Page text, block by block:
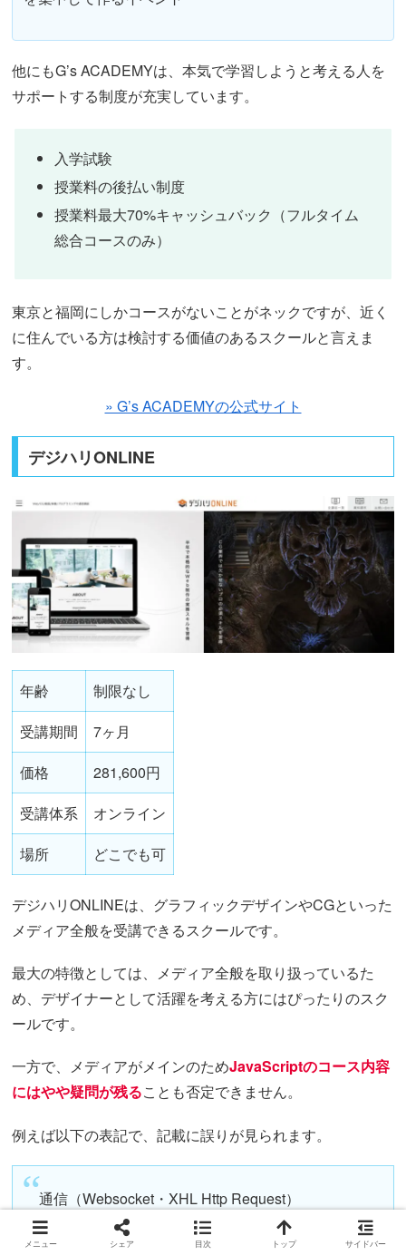
他にもG’s ACADEMYは、本気で学習しようと考える人を
サポートする制度が充実しています。
入学試験
授業料の後払い制度
授業料最大70%キャッシュバック（フルタイム
総合コースのみ）
東京と福岡にしかコースがないことがネックですが、近く
に住んでいる方は検討する価値のあるスクールと言えま
す。
» G’s ACADEMYの公式サイト
デジハリONLINE
年齢
制限なし
受講期間
7ヶ月
価格
281,600円
受講体系
オンライン
場所
どこでも可
デジハリONLINEは、グラフィックデザインやCGといった
メディア全般を受講できるスクールです。
最大の特徴としては、メディア全般を取り扱っているた
め、デザイナーとして活躍を考える方にはぴったりのスク
ールです。
一方で、メディアがメインのためJavaScriptのコース内容
にはやや疑問が残ることも否定できません。
例えば以下の表記で、記載に誤りが見られます。
通信（Websocket・XHL Http Request）
引用元： 学習するスキル
メニュー シェア 目次 トップ サイドバー